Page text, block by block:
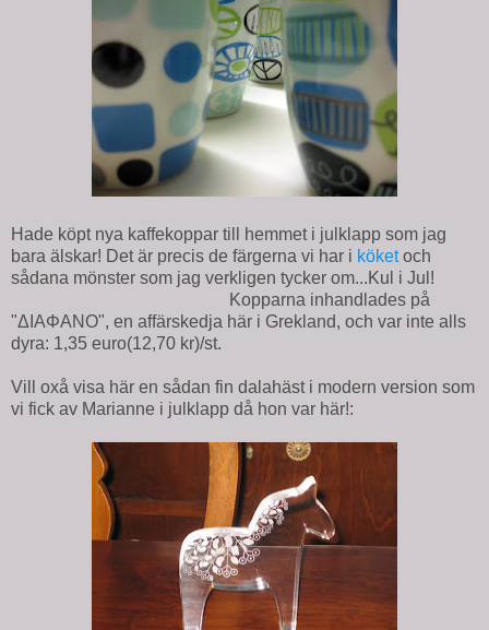
Hade köpt nya kaffekoppar till hemmet i julklapp som jag
bara älskar! Det är precis de färgerna vi har i köketoch
sådana mönster som jag verkligen tycker om...Kul i Jul!
Kopparna inhandlades på
"ΔΙΑΦAΝΟ", en affärskedja här i Grekland, och var inte alls
dyra: 1,35 euro(12,70 kr)/st.
Vill oxå visa här en sådan fin dalahäst i modern version som
vi fick av Marianne i julklapp då hon var här!: